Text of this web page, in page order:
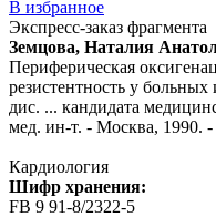
В избранное
Экспресс-заказ фрагмента
Земцова, Наталия
Периферическая
резистентность у
дис. ... кандидата
мед. ин-т. - Москва, 1990. -
Кардиология
Шифр хранения:
FB 9 91-8/2322-5